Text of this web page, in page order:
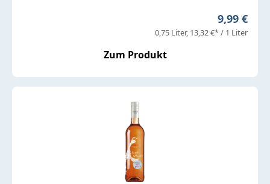
Regulärer
9,99 €
0,75 Liter 13,32 €* / 1 Liter
Zum Produkt